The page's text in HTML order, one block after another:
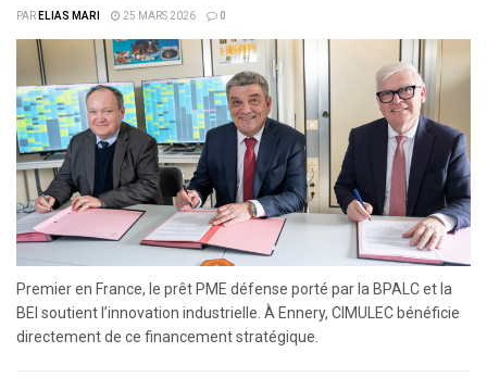
PARELIAS MARI 25 MARS 2026 0
Premier en France, le prêt PME défense porté par la BPALC et la
BEI soutient l’innovation industrielle. À Ennery, CIMULEC bénéficie
directement de ce financement stratégique.